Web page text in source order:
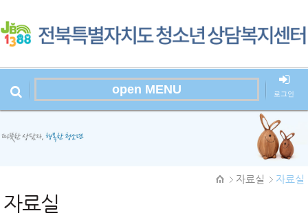
open MENU 로그인
자료실
자료실
자료실